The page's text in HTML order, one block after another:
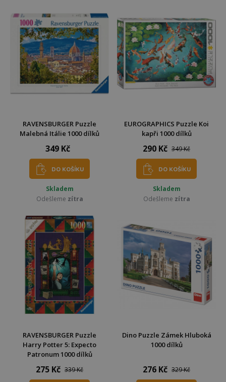
RAVENSBURGER Puzzle
Malebná Itálie 1000 dílků
349 Kč
DO KOŠÍKU
Skladem
Odešleme zítra
EUROGRAPHICS Puzzle Koi
kapři 1000 dílků
290 Kč 349 Kč
DO KOŠÍKU
Skladem
Odešleme zítra
RAVENSBURGER Puzzle
Harry Potter 5: Expecto
Patronum 1000 dílků
275 Kč 339 Kč
Dino Puzzle Zámek Hluboká
1000 dílků
276 Kč 329 Kč